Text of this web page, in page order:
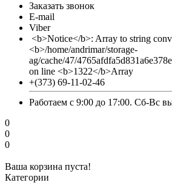
Заказать звонок
E-mail
Viber
<b>Notice</b>: Array to string
<b>/home/andrimar/storage-
ag/cache/47/
on line <b>1322</b>Array
+(373) 69-11-02-46
Работаем с 9:00 до 17:00. Сб-Вс
0
0
0
Ваша корзина пуста!
Категории